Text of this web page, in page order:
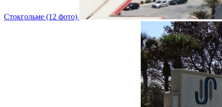
Стокгольме (12 фото)